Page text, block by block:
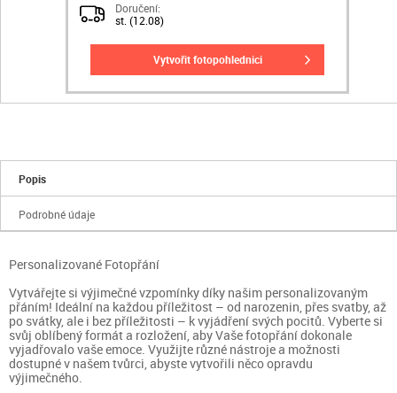
Doručení:
st. (12.08)
vytvořit fotopohlednici
Popis
Podrobné údaje
Personalizované Fotopřání
Vytvářejte si výjimečné vzpomínky díky našim personalizovaným
přáním! Ideální na každou příležitost – od narozenin, přes svatby, až
po svátky, ale i bez příležitosti – k vyjádření svých pocitů. Vyberte si
svůj oblíbený formát a rozložení, aby Vaše fotopřání dokonale
vyjadřovalo vaše emoce. Využijte různé nástroje a možnosti
dostupné v našem tvůrci, abyste vytvořili něco opravdu
výjimečného.